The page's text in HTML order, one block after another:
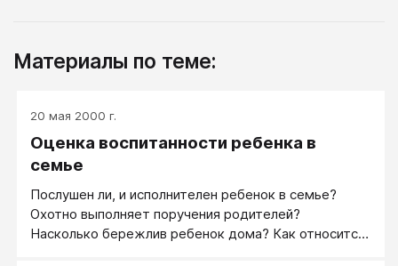
Материалы по теме:
20 мая 2000 г.
Оценка воспитанности ребенка в
семье
Послушен ли, и исполнителен ребенок в семье?
Охотно выполняет поручения родителей?
Насколько бережлив ребенок дома? Как относится